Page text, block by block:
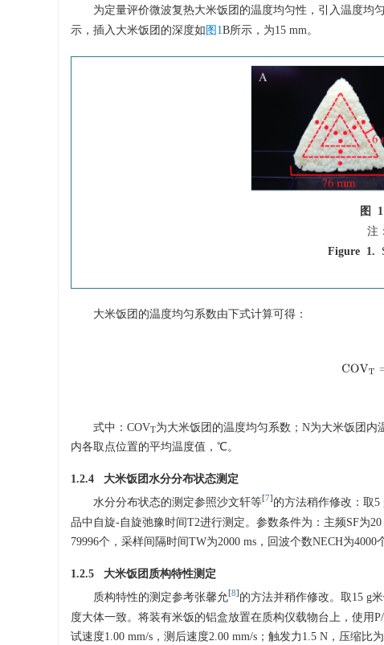
为定量评价微波复热大米饭团的温度均匀性，引入温度均
示，插入大米饭团的深度如 图1B所示，为15 mm。
图 1
注
Figure 1.
大米饭团的温度均匀系数由下式计算可得：
式中：COVT为大米饭团的温度均匀系数；N为大米饭团内
内各取点位置的平均温度值，℃。
1.2.4 大米饭团水分分布状态测定
水分分布状态的测定参照沙文轩等[7] 的方法稍作修改：取
品中自旋-自旋弛豫时间T2进行测定。参数条件为：主频SF为
79996个，采样间隔时间TW为2000 ms，回波个数NECH为4000
1.2.5 大米饭团质构特性测定
质构特性的测定参考张馨允[8] 的方法并稍作修改。取15 g
度大体一致。将装有米饭的铝盒放置在质构仪载物台上，使用
试速度1.00 mm/s，测后速度2.00 mm/s；触发力1.5 N，压缩比